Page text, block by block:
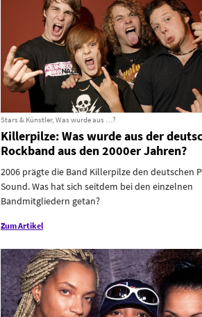
Stars & Künstler, Was wurde aus …?
Killerpilze: Was wurde aus der
Rockband aus den 2000er Jahren?
2006 prägte die Band Killerpilze den deutschen
Sound. Was hat sich seitdem bei den einzelnen
Bandmitgliedern getan?
Zum Artikel